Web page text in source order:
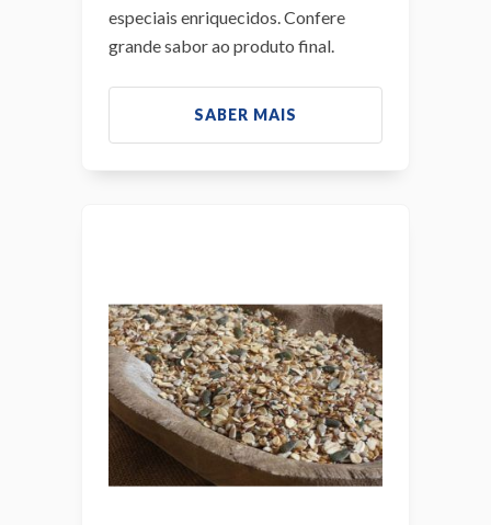
especiais enriquecidos. Confere
grande sabor ao produto final.
SABER MAIS